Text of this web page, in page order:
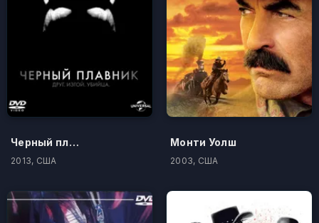
Черный плавник
2013, США
Монти Уолш
2003, США